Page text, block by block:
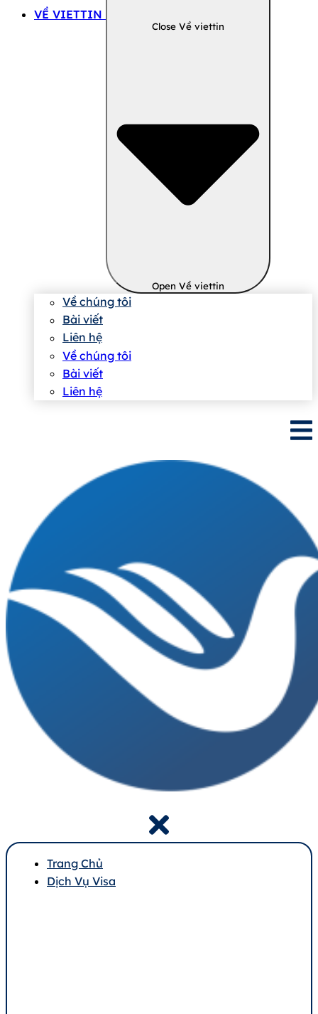
VỀ VIETTIN
Close Về viettin
Open Về viettin
Về chúng tôi
Bài viết
Liên hệ
Về chúng tôi
Bài viết
Liên hệ
Trang Chủ
Dịch Vụ Visa